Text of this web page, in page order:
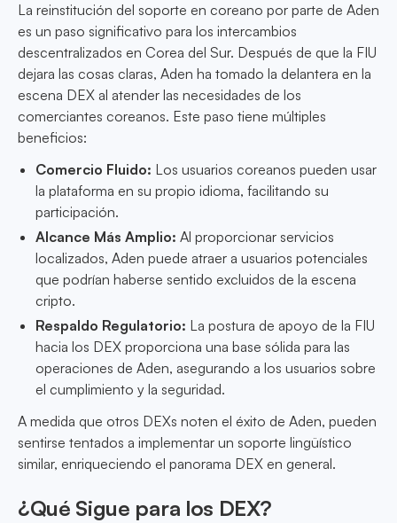
La reinstitución del soporte en coreano por parte de Aden
es un paso significativo para los intercambios
descentralizados en Corea del Sur. Después de que la FIU
dejara las cosas claras, Aden ha tomado la delantera en la
escena DEX al atender las necesidades de los
comerciantes coreanos. Este paso tiene múltiples
beneficios:
Comercio Fluido: Los usuarios coreanos pueden usar
la plataforma en su propio idioma, facilitando su
participación.
Alcance Más Amplio: Al proporcionar servicios
localizados, Aden puede atraer a usuarios potenciales
que podrían haberse sentido excluidos de la escena
cripto.
Respaldo Regulatorio: La postura de apoyo de la FIU
hacia los DEX proporciona una base sólida para las
operaciones de Aden, asegurando a los usuarios sobre
el cumplimiento y la seguridad.
A medida que otros DEXs noten el éxito de Aden, pueden
sentirse tentados a implementar un soporte lingüístico
similar, enriqueciendo el panorama DEX en general.
¿Qué Sigue para los DEX?